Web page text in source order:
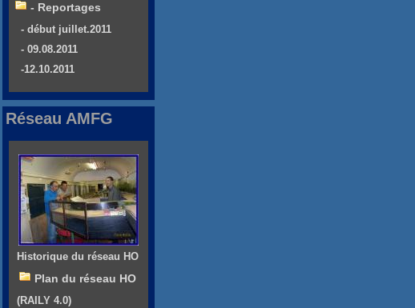
- Reportages
- début juillet.2011
- 09.08.2011
-12.10.2011
Réseau AMFG
Historique du réseau HO
Plan du réseau HO
(RAILY 4.0)